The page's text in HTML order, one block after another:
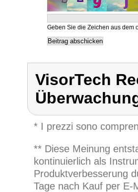
Geben Sie die Zeichen aus dem
VisorTech
* I prezzi sono
** Diese Meinung
kontinuierlich als
Produktverbesserung
Tage nach Kauf per E-